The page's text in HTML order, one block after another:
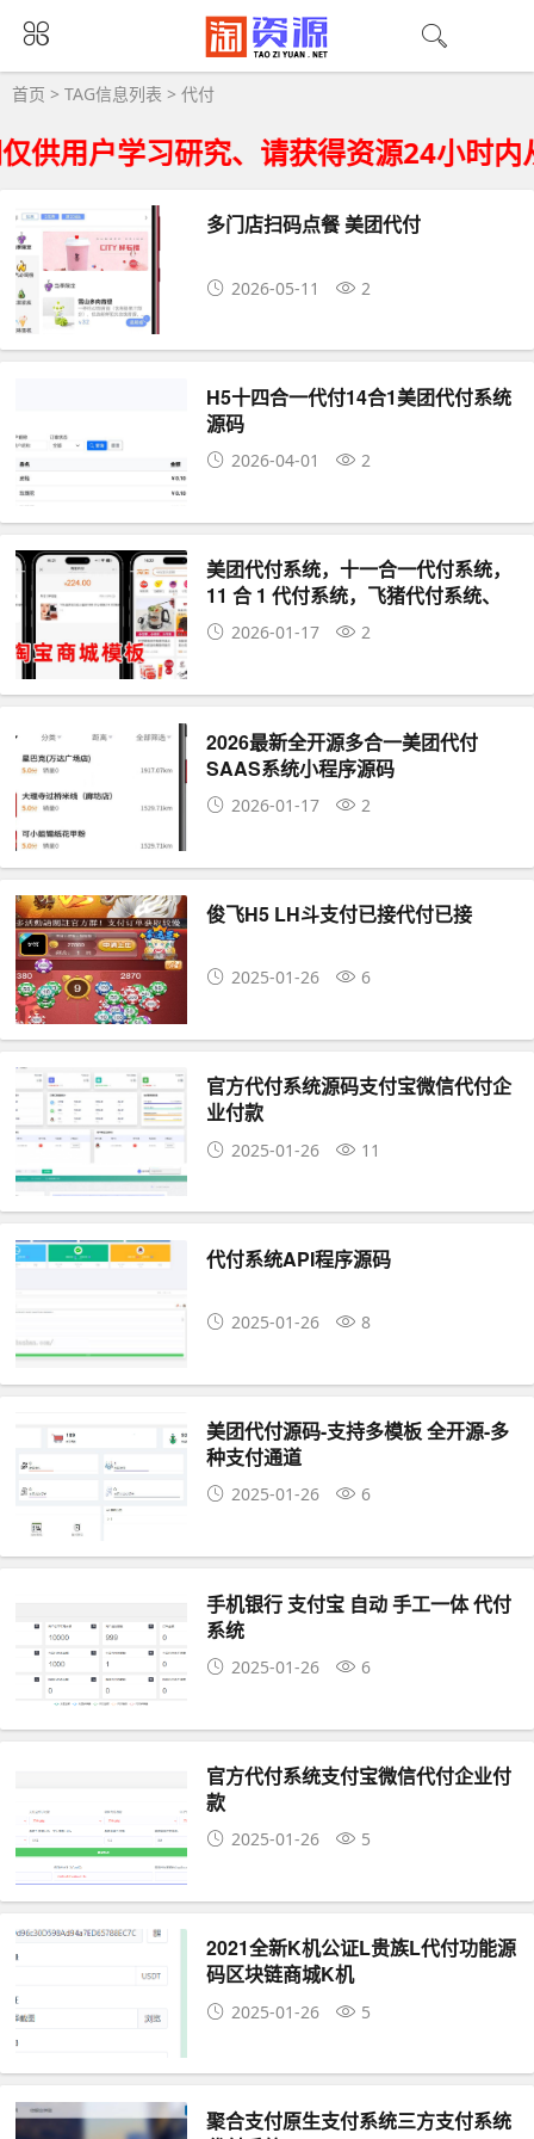
代付大全 - 代付相关资源下载
首页 > TAG信息列表 > 代付
用户学习研究、请获得资源24小时内
多门店扫码点餐 美团代付
2026-05-11 2
H5十四合一代付14合1美团代付系统
源码
2026-04-01 2
美团代付系统，十一合一代付系统，
11 合 1 代付系统，飞猪代付系统、
携程代付系统！
2026-01-17 2
2026最新全开源多合一美团代付
SAAS系统小程序源码
2026-01-17 2
俊飞H5 LH斗支付已接代付已接
2025-01-26 6
官方代付系统源码支付宝微信代付企
业付款
2025-01-26 11
代付系统API程序源码
2025-01-26 8
美团代付源码-支持多模板 全开源-多
种支付通道
2025-01-26 6
手机银行 支付宝 自动 手工一体 代付
系统
2025-01-26 6
官方代付系统支付宝微信代付企业付
款
2025-01-26 5
2021全新K机公证L贵族L代付功能源
码区块链商城K机
2025-01-26 5
聚合支付原生支付系统三方支付系统